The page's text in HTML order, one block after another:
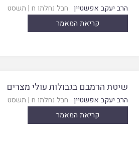
הרב יעקב אפשטיין חבל נחלתו ח | תשסט
קריאת המאמר
שיטת הרמבם בגבולות עולי מצרים
הרב יעקב אפשטיין חבל נחלתו ח | תשסט
קריאת המאמר